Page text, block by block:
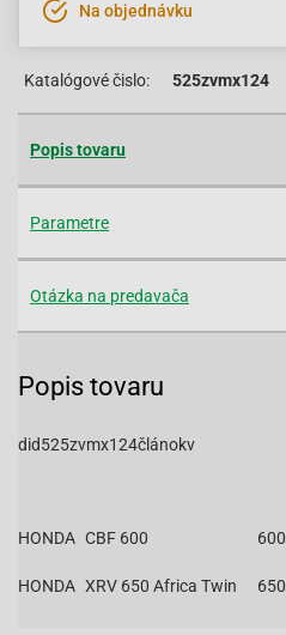
Na objednávku
Katalógové čislo: 525zvmx124
Popis tovaru
Parametre
Otázka na predavača
Popis tovaru
did525zvmx124článokv
HONDA CBF 600 600
HONDA XRV 650 Africa Twin 650